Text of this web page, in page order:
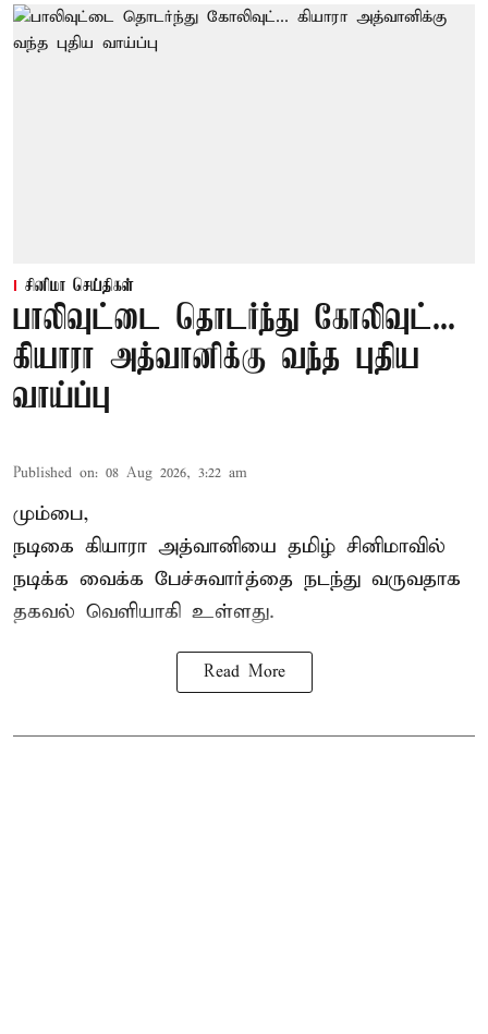
சினிமா செய்திகள்
பாலிவுட்டை தொடர்ந்து கோலிவுட்...
கியாரா அத்வானிக்கு வந்த புதிய
வாய்ப்பு
Published on: 08 Aug 2026, 3:22 am
மும்பை,
நடிகை கியாரா அத்வானியை தமிழ் சினிமாவில்
நடிக்க வைக்க பேச்சுவார்த்தை நடந்து வருவதாக
தகவல் வெளியாகி உள்ளது.
Read More